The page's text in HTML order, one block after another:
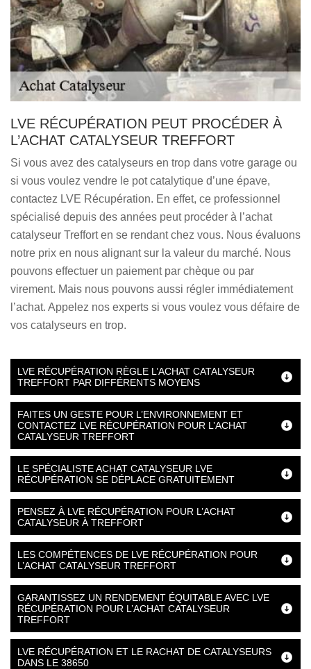
LVE RÉCUPÉRATION PEUT PROCÉDER À
L’ACHAT CATALYSEUR TREFFORT
Si vous avez des catalyseurs en trop dans votre garage ou
si vous voulez vendre le pot catalytique d’une épave,
contactez LVE Récupération. En effet, ce professionnel
spécialisé depuis des années peut procéder à l’achat
catalyseur Treffort en se rendant chez vous. Nous évaluons
notre prix en nous alignant sur la valeur du marché. Nous
pouvons effectuer un paiement par chèque ou par
virement. Mais nous pouvons aussi régler immédiatement
l’achat. Appelez nos experts si vous voulez vous défaire de
vos catalyseurs en trop.
LVE RÉCUPÉRATION RÈGLE L’ACHAT CATALYSEUR
TREFFORT PAR DIFFÉRENTS MOYENS
FAITES UN GESTE POUR L’ENVIRONNEMENT ET
CONTACTEZ LVE RÉCUPÉRATION POUR L’ACHAT
CATALYSEUR TREFFORT
LE SPÉCIALISTE ACHAT CATALYSEUR LVE
RÉCUPÉRATION SE DÉPLACE GRATUITEMENT
PENSEZ À LVE RÉCUPÉRATION POUR L’ACHAT
CATALYSEUR À TREFFORT
LES COMPÉTENCES DE LVE RÉCUPÉRATION POUR
L’ACHAT CATALYSEUR TREFFORT
GARANTISSEZ UN RENDEMENT ÉQUITABLE AVEC LVE
RÉCUPÉRATION POUR L’ACHAT CATALYSEUR
TREFFORT
LVE RÉCUPÉRATION ET LE RACHAT DE CATALYSEURS
DANS LE 38650